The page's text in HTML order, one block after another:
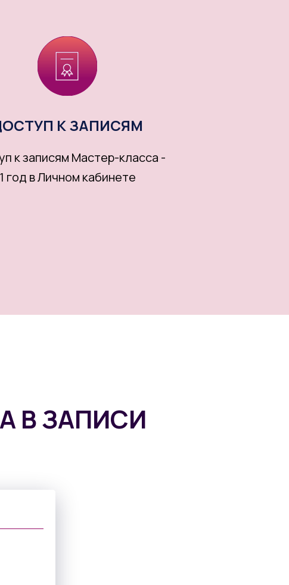
К ЗАПИСЯМ
к записям Мастер-класса -
1 год в Личном кабинете
В ЗАПИСИ